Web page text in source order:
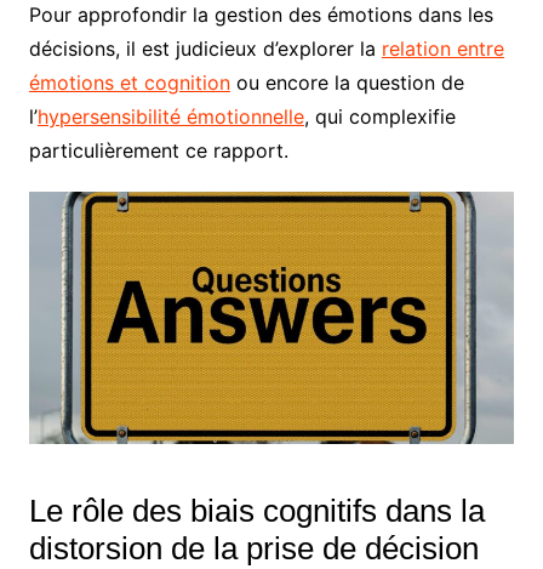
Pour approfondir la gestion des émotions dans les
décisions, il est judicieux d’explorer la relation entre
émotions et cognitionou encore la question de
l’hypersensibilité émotionnelle, qui complexifie
particulièrement ce rapport.
Le rôle des biais cognitifs dans la
distorsion de la prise de décision